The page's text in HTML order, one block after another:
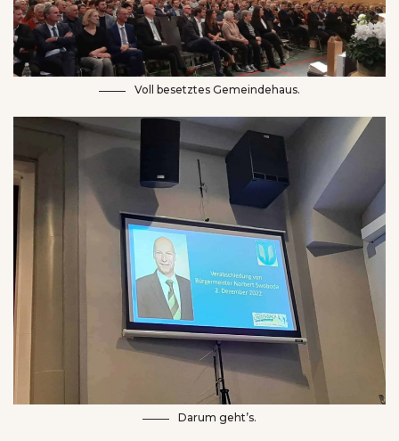
Voll besetztes Gemeindehaus.
Darum geht’s.